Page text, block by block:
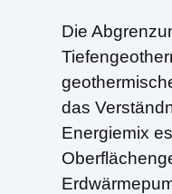
Die
das
Energiemix